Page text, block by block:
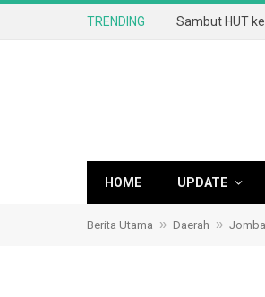
TRENDING
HOME UPDATE
Berita Utama » Daerah »